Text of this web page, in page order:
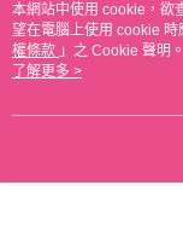
本網站中使用 cookie，欲
望在電腦上使用 cookie
權條款 」之 Cookie 聲明
用條款之 Cookie 聲明使用
了解更多 >